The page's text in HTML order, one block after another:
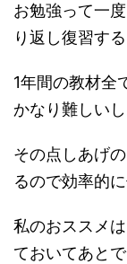
お勉強って一
り返し復習す
1年間の教材全
かなり難しい
その点しあげ
るので効率的
私のおススメ
ておいてあと